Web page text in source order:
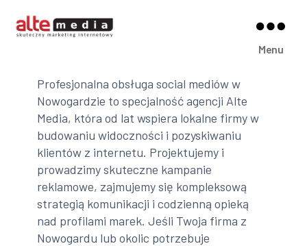
Media
Menu
Profesjonalna obsługa social mediów w
Nowogardzie to specjalność agencji Alte
Media, która od lat wspiera lokalne firmy w
budowaniu widoczności i pozyskiwaniu
klientów z internetu. Projektujemy i
prowadzimy skuteczne kampanie
reklamowe, zajmujemy się kompleksową
strategią komunikacji i codzienną opieką
nad profilami marek. Jeśli Twoja firma z
Nowogardu lub okolic potrzebuje